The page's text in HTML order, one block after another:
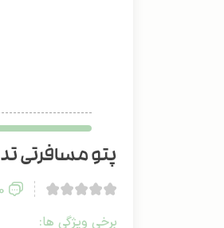
پتو مسافرتی
0 دیدگاه
برخی ویژگی ها: